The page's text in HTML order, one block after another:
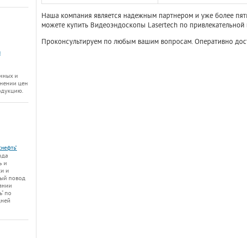
и
цен
и
и
повод
по
Наша компания является надежным партнером и уже более
можете купить Видеоэндоскопы Lasertech по
Проконсультируем по любым вашим вопросам. Оперативно